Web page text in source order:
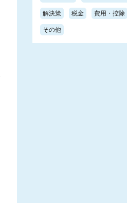
解決策 税金 費用・控除
その他